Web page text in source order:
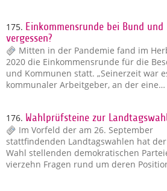
175. Einkommensrunde bei Bund und
vergessen?
Mitten in der Pandemie fand im
2020 die Einkommensrunde für die
und Kommunen statt. „Seinerzeit war
kommunaler Arbeitgeber, an der eine…
176. Wahlprüfsteine zur
Im Vorfeld der am 26. September
stattfindenden Landtagswahlen hat
Wahl stellenden demokratischen
vierzehn Fragen rund um deren